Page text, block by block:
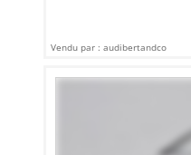
Vendu par : audibertandco